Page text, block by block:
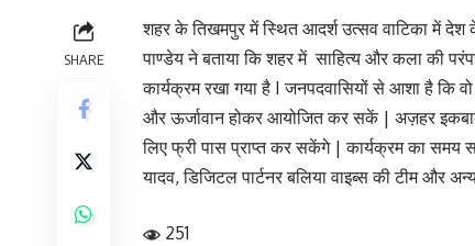
SHARE
शहर के तिखमपुर में स्थित आदर्श उत्सव वाटिका में देश
पाण्डेय ने बताया कि शहर में साहित्य और कला की
कार्यक्रम रखा गया है I जनपदवासियों से आशा है कि
और ऊर्जावान होकर आयोजित कर सकें | अज़हर
लिए फ्री पास प्राप्त कर सकेंगे | कार्यक्रम का
यादव, डिजिटल पार्टनर बलिया वाइब्स की टीम और
251